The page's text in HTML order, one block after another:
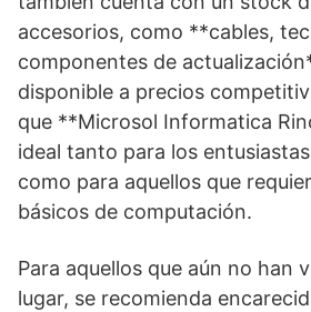
accesorios, como **cables,
componentes de
disponible a precios
que **Microsol Informatica
ideal tanto para los
como para aquellos que
básicos de computación.
Para aquellos que aún no han
lugar, se recomienda